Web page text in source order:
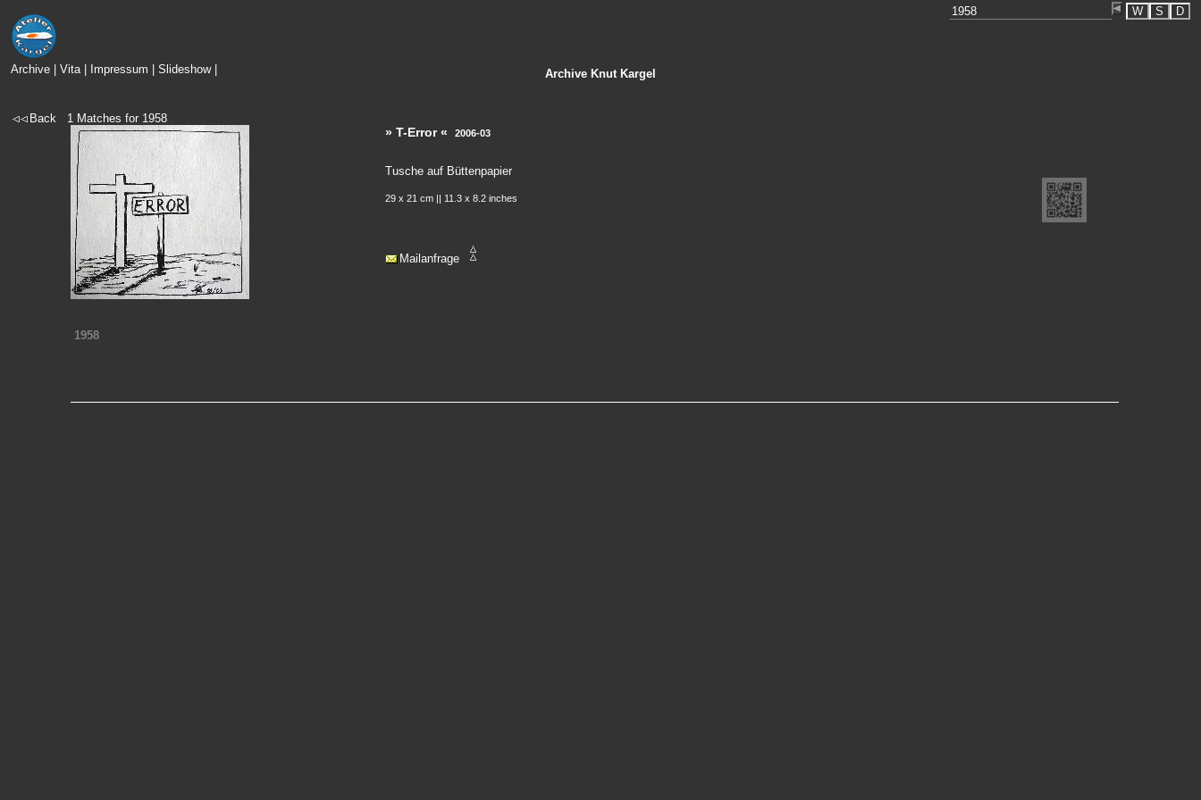
W S D
Archive Vita| Impressum Slideshow| Archive Knut Kargel
Back 1 Matches for 1958
1958
» T-Error « 2006-03
Tusche auf Büttenpapier
29 x 21 cm || 11.3 x 8.2 inches
Mailanfrage